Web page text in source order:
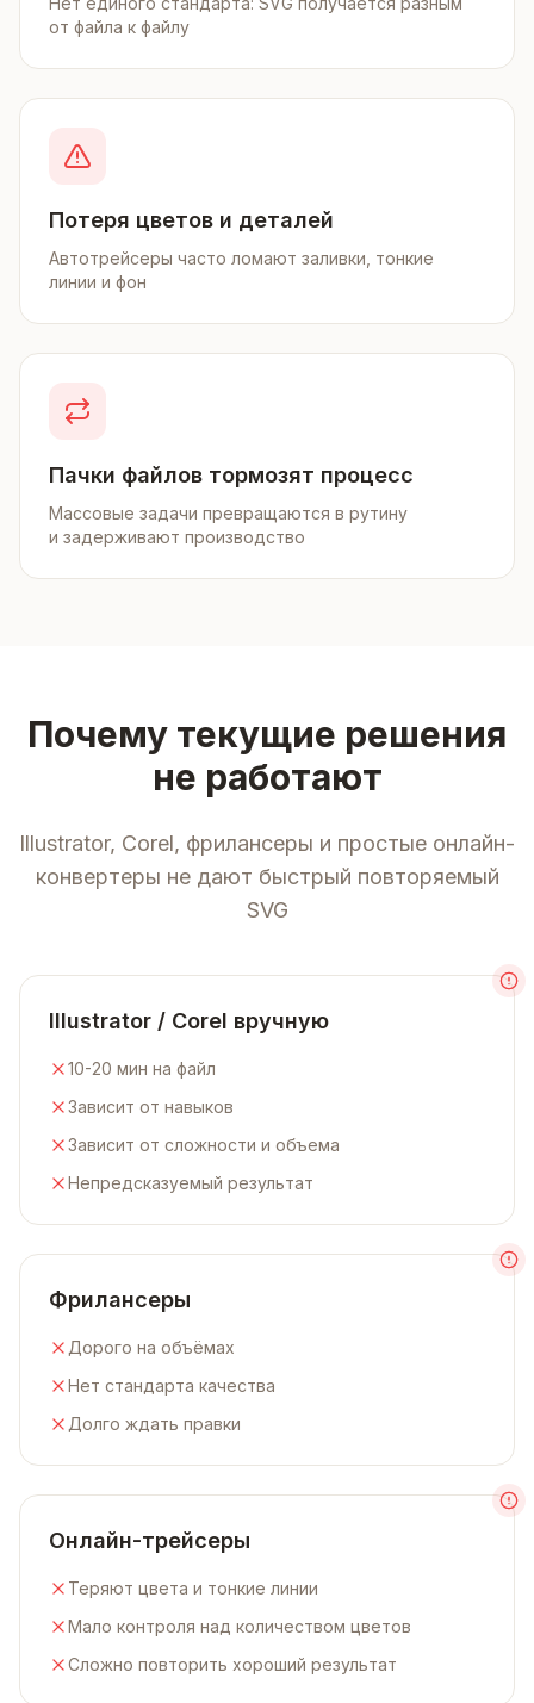
от файла к файлу
Потеря цветов и деталей
Автотрейсеры часто ломают заливки, тонкие
линии и фон
Пачки файлов тормозят процесс
Массовые задачи превращаются в рутину
и задерживают производство
Почему текущие решения
не работают
Illustrator, Corel, фрилансеры и простые онлайн-
конвертеры не дают быстрый повторяемый
SVG
Illustrator / Corel вручную
10-20 мин на файл
Зависит от навыков
Зависит от сложности и объема
Непредсказуемый результат
Фрилансеры
Дорого на объёмах
Нет стандарта качества
Долго ждать правки
Онлайн-трейсеры
Теряют цвета и тонкие линии
Мало контроля над количеством цветов
Сложно повторить хороший результат